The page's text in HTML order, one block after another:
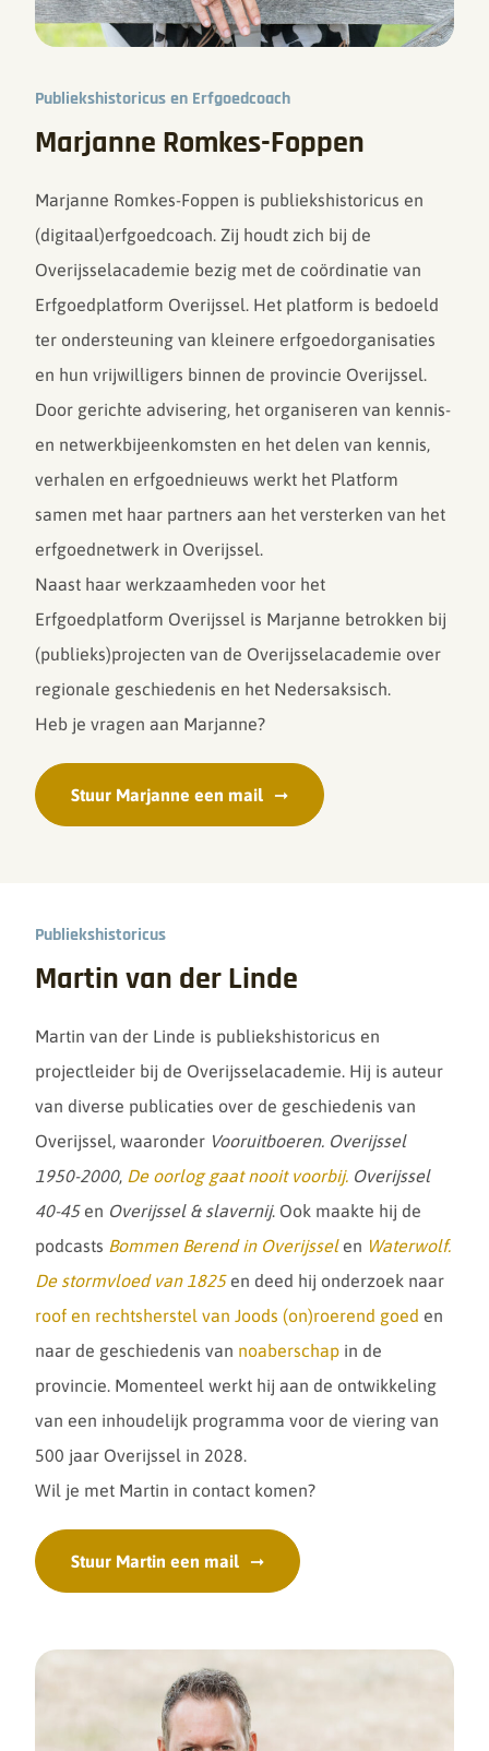
Publiekshistoricus en Erfgoedcoach
Marjanne Romkes-Foppen
Marjanne Romkes-Foppen is publiekshistoricus en
(digitaal)erfgoedcoach. Zij houdt zich bij de
Overijsselacademie bezig met de coördinatie van
Erfgoedplatform Overijssel. Het platform is bedoeld
ter ondersteuning van kleinere erfgoedorganisaties
en hun vrijwilligers binnen de provincie Overijssel.
Door gerichte advisering, het organiseren van kennis-
en netwerkbijeenkomsten en het delen van kennis,
verhalen en erfgoednieuws werkt het Platform
samen met haar partners aan het versterken van het
erfgoednetwerk in Overijssel.
Naast haar werkzaamheden voor het
Erfgoedplatform Overijssel is Marjanne betrokken bij
(publieks)projecten van de Overijsselacademie over
regionale geschiedenis en het Nedersaksisch.
Heb je vragen aan Marjanne?
Stuur Marjanne een mail
Publiekshistoricus
Martin van der Linde
Martin van der Linde is publiekshistoricus en
projectleider bij de Overijsselacademie. Hij is auteur
van diverse publicaties over de geschiedenis van
Overijssel, waaronder Vooruitboeren. Overijssel
1950-2000, De oorlog gaat nooit voorbij. Overijssel
40-45 en Overijssel & slavernij. Ook maakte hij de
podcasts Bommen Berend in Overijssel en Waterwolf.
De stormvloed van 1825en deed hij onderzoek naar
roof en rechtsherstel van Joods (on)roerend goed en
naar de geschiedenis van noaberschap in de
provincie. Momenteel werkt hij aan de ontwikkeling
van een inhoudelijk programma voor de viering van
500 jaar Overijssel in 2028.
Wil je met Martin in contact komen?
Stuur Martin een mail